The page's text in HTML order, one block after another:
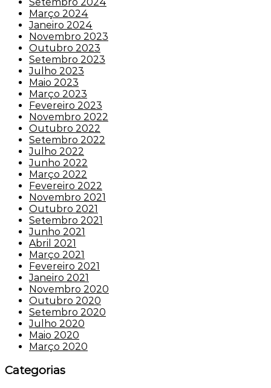
Março 2024
Janeiro 2024
Novembro 2023
Outubro 2023
Setembro 2023
Julho 2023
Maio 2023
Março 2023
Fevereiro 2023
Novembro 2022
Outubro 2022
Setembro 2022
Julho 2022
Junho 2022
Março 2022
Fevereiro 2022
Novembro 2021
Outubro 2021
Setembro 2021
Junho 2021
Abril 2021
Março 2021
Fevereiro 2021
Janeiro 2021
Novembro 2020
Outubro 2020
Setembro 2020
Julho 2020
Maio 2020
Março 2020
Categorias